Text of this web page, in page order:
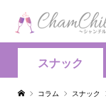
スナック
コラム スナック